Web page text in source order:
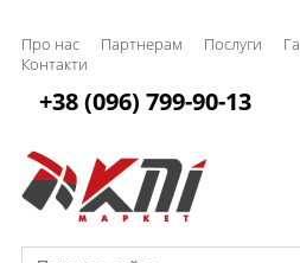
Про нас Партнерам Послуги
Контакти
+38 (096) 799-90-13